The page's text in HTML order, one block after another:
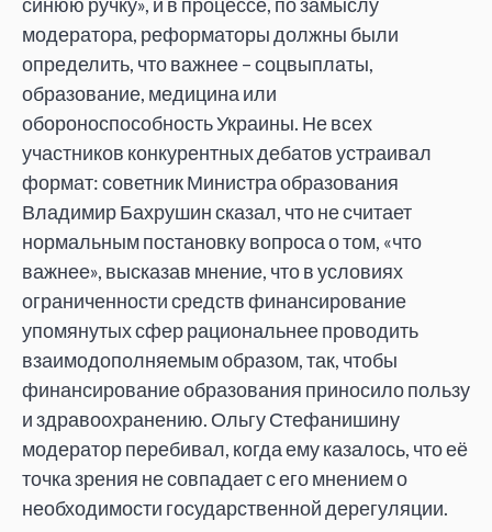
модератора, реформаторы должны были
определить, что важнее – соцвыплаты,
образование, медицина или
обороноспособность Украины. Не всех
участников конкурентных дебатов устраивал
формат: советник Министра образования
Владимир Бахрушин сказал, что не считает
нормальным постановку вопроса о том, «что
важнее», высказав мнение, что в условиях
ограниченности средств финансирование
упомянутых сфер рациональнее проводить
взаимодополняемым образом, так, чтобы
финансирование образования приносило пользу
и здравоохранению. Ольгу Стефанишину
модератор перебивал, когда ему казалось, что её
точка зрения не совпадает с его мнением о
необходимости государственной дерегуляции.